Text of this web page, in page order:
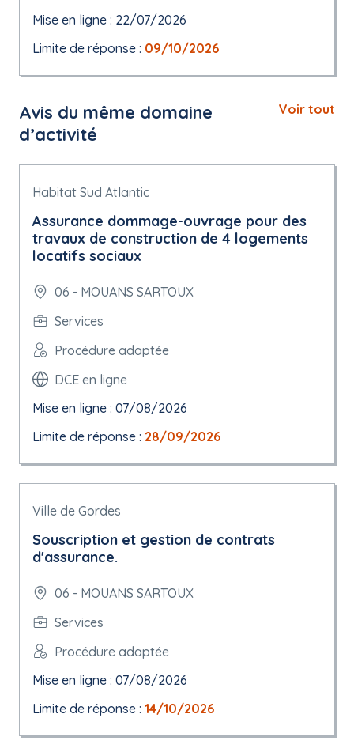
Mise en ligne : 22/07/2026
Limite de réponse : 09/10/2026
Avis du même domaine
d’activité
Voir tout
Habitat Sud Atlantic
Assurance dommage-ouvrage pour des
travaux de construction de 4 logements
locatifs sociaux
06 - MOUANS SARTOUX
Services
Procédure adaptée
DCE en ligne
Mise en ligne : 07/08/2026
Limite de réponse : 28/09/2026
Ville de Gordes
Souscription et gestion de contrats
d'assurance.
06 - MOUANS SARTOUX
Services
Procédure adaptée
Mise en ligne : 07/08/2026
Limite de réponse : 14/10/2026